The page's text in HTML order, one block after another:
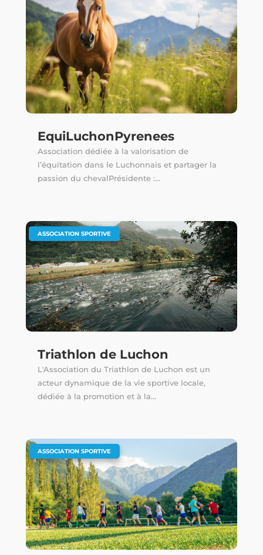
EquiLuchonPyrenees
Association dédiée à la valorisation de
l’équitation dans le Luchonnais et partager la
passion du chevalPrésidente :...
Triathlon de Luchon
ASSOCIATION SPORTIVE
L'Association du Triathlon de Luchon est un
acteur dynamique de la vie sportive locale,
dédiée à la promotion et à la...
ASSOCIATION SPORTIVE